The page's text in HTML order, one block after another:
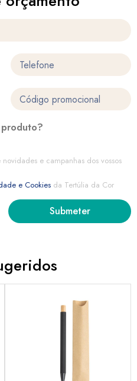
produto?
e campanhas dos vossos
e Cookies da Tertúlia da Cor